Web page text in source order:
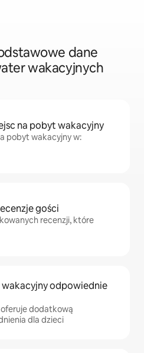
dane
wakacyjnych
na pobyt wakacyjny
pobyt wakacyjny w:
gości
recenzji, które
wakacyjny odpowiednie
dodatkową
dla dzieci